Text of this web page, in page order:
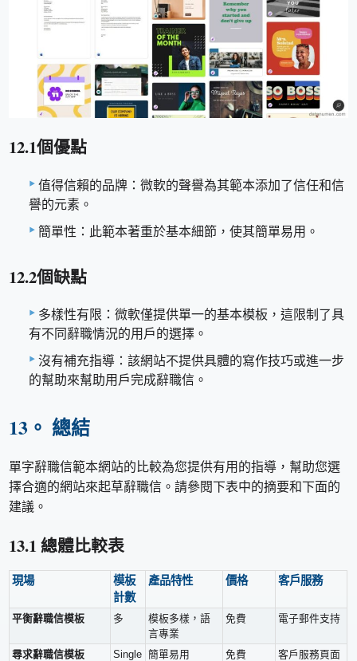
12.1個優點
值得信賴的品牌：微軟的聲譽為其範本添加了信任和信
譽的元素。
簡單性：此範本著重於基本細節，使其簡單易用。
12.2個缺點
多樣性有限：微軟僅提供單一的基本模板，這限制了具
有不同辭職情況的用戶的選擇。
沒有補充指導：該網站不提供具體的寫作技巧或進一步
的幫助來幫助用戶完成辭職信。
13。 總結
單字辭職信範本網站的比較為您提供有用的指導，幫助您選
擇合適的網站來起草辭職信。請參閱下表中的摘要和下面的
建議。
13.1 總體比較表
現場
模板
計數
產品特性 價格 客戶服務
平衡辭職信模板 多
模板多樣，語
言專業
免費 電子郵件支持
尋求辭職信模板 Single 簡單易用 免費
客戶服務頁面